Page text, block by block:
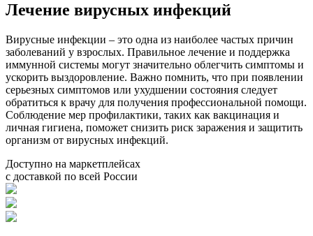
Лечение вирусных инфекций
Вирусные инфекции – это одна из наиболее частых причин
заболеваний у взрослых. Правильное лечение и поддержка
иммунной системы могут значительно облегчить симптомы и
ускорить выздоровление. Важно помнить, что при появлении
серьезных симптомов или ухудшении состояния следует
обратиться к врачу для получения профессиональной помощи.
Соблюдение мер профилактики, таких как вакцинация и
личная гигиена, поможет снизить риск заражения и защитить
организм от вирусных инфекций.
Доступно на маркетплейсах
с доставкой по всей России